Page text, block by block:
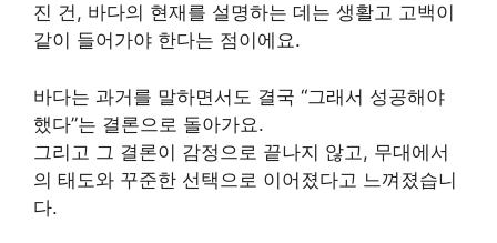
진 건, 바다의 현재를 설명하는 데는 생활고 고백이
같이 들어가야 한다는 점이에요.
바다는 과거를 말하면서도 결국 “그래서 성공해야
했다”는 결론으로 돌아가요.
그리고 그 결론이 감정으로 끝나지 않고, 무대에서
의 태도와 꾸준한 선택으로 이어졌다고 느껴졌습니
다.